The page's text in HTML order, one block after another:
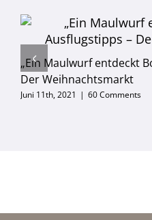
„Ein Maulwurf entdeckt
Der Weihnachtsmarkt
Juni 11th, 2021 | 60 Comments